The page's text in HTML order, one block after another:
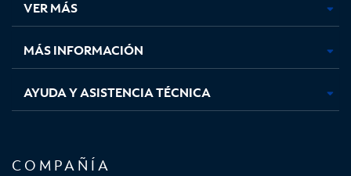
pestaña
nueva
pestaña
nueva
pestaña
nuevanueva
VER MÁS
MÁS INFORMACIÓN
AYUDA Y ASISTENCIA TÉCNICA
COMPAÑÍA